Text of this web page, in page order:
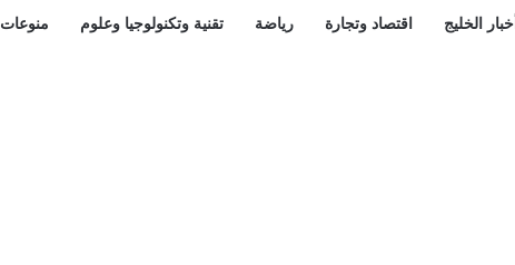
أخبار الخليج اقتصاد وتجارة رياضة تقنية وتكنولوجيا وعلوم منوعات